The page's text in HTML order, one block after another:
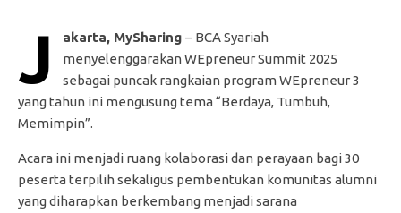
J akarta, MySharing – BCA Syariah
menyelenggarakan WEpreneur Summit 2025
sebagai puncak rangkaian program WEpreneur 3
yang tahun ini mengusung tema “Berdaya, Tumbuh,
Memimpin”.
Acara ini menjadi ruang kolaborasi dan perayaan bagi 30
peserta terpilih sekaligus pembentukan komunitas alumni
yang diharapkan berkembang menjadi sarana